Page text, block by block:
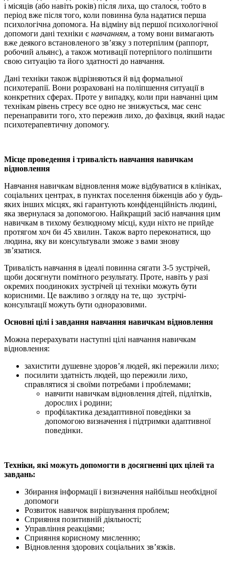
і місяців (або навіть років) після лиха, що сталося, тобто в
період вже після того, коли повинна була надатися перша
психологічна допомога. На відміну від першої психологічної
допомоги дані техніки є навчанням, а тому вони вимагають
вже деякого встановленого зв’язку з потерпілим (раппорт,
робочий альянс), а також мотивації потерпілого поліпшити
свою ситуацію та його здатності до навчання.
Дані техніки також відрізняються й від формальної
психотерапії. Вони розраховані на поліпшення ситуації в
конкретних сферах. Проте у випадку, коли при навчанні цим
технікам рівень стресу все одно не знижується, має сенс
перенаправити того, хто пережив лихо, до фахівця, який надає
психотерапевтичну допомогу.
Місце проведення і тривалість навчання навичкам
відновлення
Навчання навичкам відновлення може відбуватися в клініках,
соціальних центрах, в пунктах поселення біженців або у будь-
яких інших місцях, які гарантують конфіденційність людині,
яка звернулася за допомогою. Найкращий засіб навчання цим
навичкам в тихому безлюдному місці, куди ніхто не прийде
протягом хоч би 45 хвилин. Також варто переконатися, що
людина, яку ви консультували зможе з вами знову
зв’язатися.
Тривалість навчання в ідеалі повинна сягати 3-5 зустрічей,
щоби досягнути помітного результату. Проте, навіть у разі
окремих поодиноких зустрічей ці техніки можуть бути
корисними. Це важливо з огляду на те, що зустрічі-
консультації можуть бути одноразовими.
Основні цілі і завдання навчання навичкам відновлення
Можна перерахувати наступні цілі навчання навичкам
відновлення:
захистити душевне здоров’я людей, які пережили лихо;
посилити здатність людей, що пережили лихо,
справлятися зі своїми потребами і проблемами;
навчити навичкам відновлення дітей, підлітків,
дорослих і родини;
профілактика дезадаптивної поведінки за
допомогою визначення і підтримки адаптивної
поведінки.
Техніки, які можуть допомогти в досягненні цих цілей та
завдань:
Збирання інформації і визначення найбільш необхідної
допомоги
Розвиток навичок вирішування проблем;
Сприяння позитивній діяльності;
Управління реакціями;
Сприяння корисному мисленню;
Відновлення здорових соціальних зв’язків.